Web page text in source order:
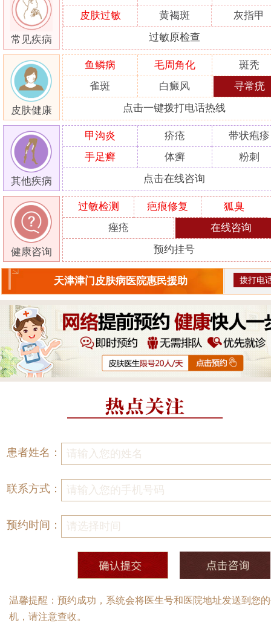
常见疾病
皮肤过敏
黄褐斑 灰指甲
过敏原检查
皮肤健康
鱼鳞病 毛周角化
斑秃
雀斑
白癜风 寻常疣
点击一键拨打电话热线
其他疾病
甲沟炎 疥疮
带状疱疹
手足癣
体癣 粉刺
点击在线咨询
健康咨询
过敏检测 疤痕修复
狐臭
痤疮
在线咨询
预约挂号
天津津门皮肤病医院惠民援助 拨打电
患者姓名：
联系方式：
预约时间：
温馨提醒：预约成功，系统会将医生号和医院地址发送到您
机，请注意查收。